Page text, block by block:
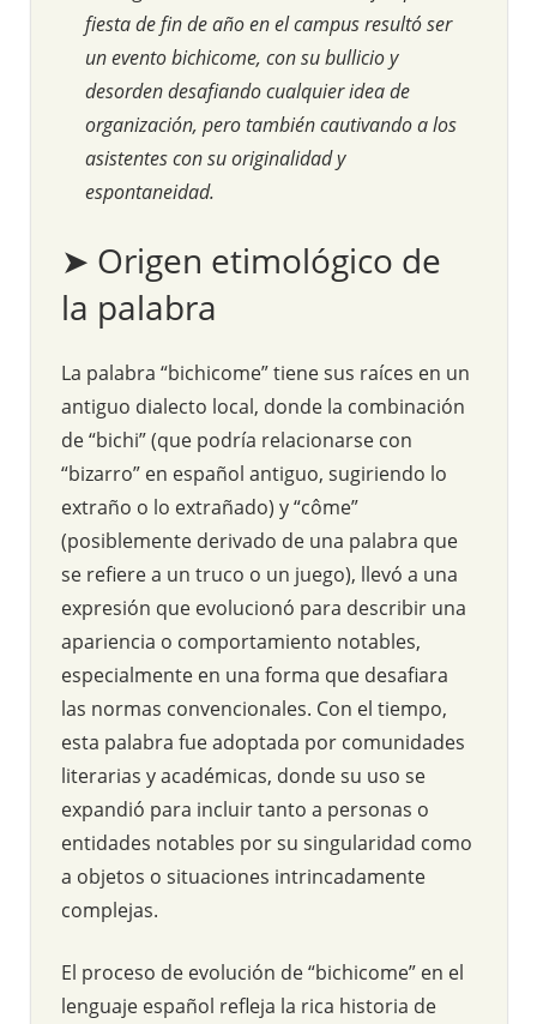
fiesta de fin de año en el campus resultó ser
un evento bichicome, con su bullicio y
desorden desafiando cualquier idea de
organización, pero también cautivando a los
asistentes con su originalidad y
espontaneidad.
➤ Origen etimológico de
la palabra
La palabra “bichicome” tiene sus raíces en un
antiguo dialecto local, donde la combinación
de “bichi” (que podría relacionarse con
“bizarro” en español antiguo, sugiriendo lo
extraño o lo extrañado) y “côme”
(posiblemente derivado de una palabra que
se refiere a un truco o un juego), llevó a una
expresión que evolucionó para describir una
apariencia o comportamiento notables,
especialmente en una forma que desafiara
las normas convencionales. Con el tiempo,
esta palabra fue adoptada por comunidades
literarias y académicas, donde su uso se
expandió para incluir tanto a personas o
entidades notables por su singularidad como
a objetos o situaciones intrincadamente
complejas.
El proceso de evolución de “bichicome” en el
lenguaje español refleja la rica historia de